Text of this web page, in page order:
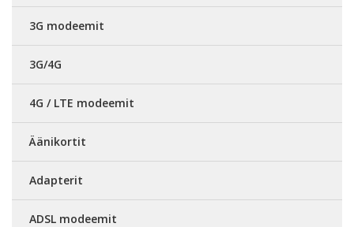
3G modeemit
3G/4G
4G / LTE modeemit
Äänikortit
Adapterit
ADSL modeemit